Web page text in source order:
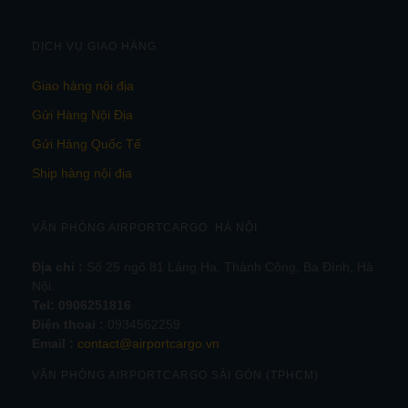
DỊCH VỤ GIAO HÀNG
Giao hàng nội địa
Gửi Hàng Nội Địa
Gửi Hàng Quốc Tế
Ship hàng nội địa
VĂN PHÒNG AIRPORTCARGO HÀ NỘI
contact@airportcargo.vn
VĂN PHÒNG AIRPORTCARGO SÀI GÒN (TPHCM)